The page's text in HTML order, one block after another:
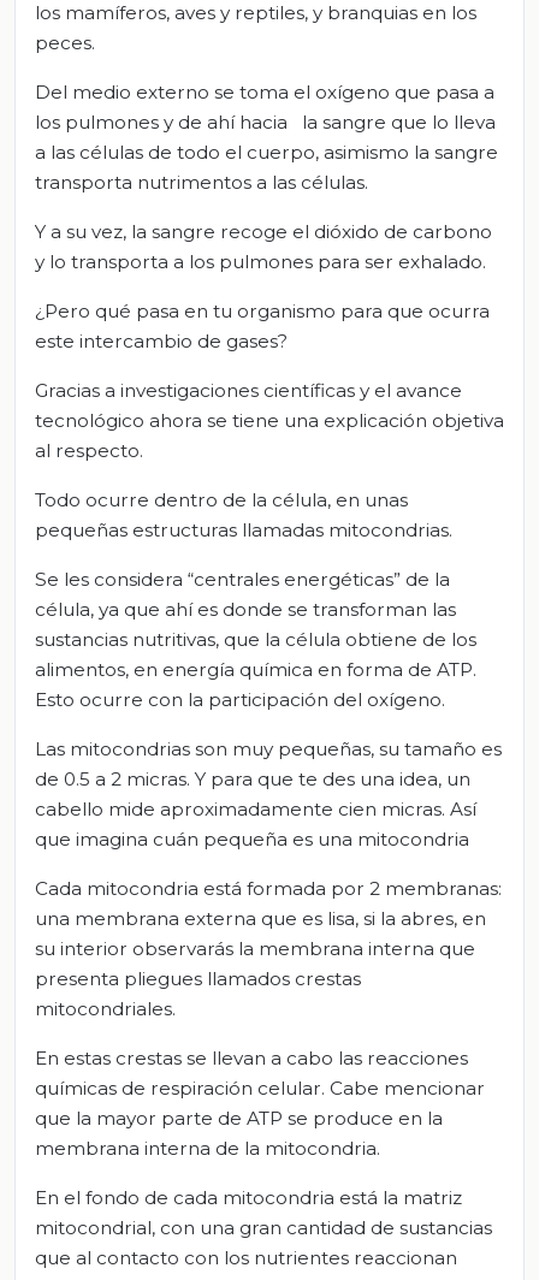
los mamíferos, aves y reptiles, y branquias en los
peces.
Del medio externo se toma el oxígeno que pasa a
los pulmones y de ahí hacia la sangre que lo lleva
a las células de todo el cuerpo, asimismo la sangre
transporta nutrimentos a las células.
Y a su vez, la sangre recoge el dióxido de carbono
y lo transporta a los pulmones para ser exhalado.
¿Pero qué pasa en tu organismo para que ocurra
este intercambio de gases?
Gracias a investigaciones científicas y el avance
tecnológico ahora se tiene una explicación objetiva
al respecto.
Todo ocurre dentro de la célula, en unas
pequeñas estructuras llamadas mitocondrias.
Se les considera “centrales energéticas” de la
célula, ya que ahí es donde se transforman las
sustancias nutritivas, que la célula obtiene de los
alimentos, en energía química en forma de ATP.
Esto ocurre con la participación del oxígeno.
Las mitocondrias son muy pequeñas, su tamaño es
de 0.5 a 2 micras. Y para que te des una idea, un
cabello mide aproximadamente cien micras. Así
que imagina cuán pequeña es una mitocondria
Cada mitocondria está formada por 2 membranas:
una membrana externa que es lisa, si la abres, en
su interior observarás la membrana interna que
presenta pliegues llamados crestas
mitocondriales.
En estas crestas se llevan a cabo las reacciones
químicas de respiración celular. Cabe mencionar
que la mayor parte de ATP se produce en la
membrana interna de la mitocondria.
En el fondo de cada mitocondria está la matriz
mitocondrial, con una gran cantidad de sustancias
que al contacto con los nutrientes reaccionan